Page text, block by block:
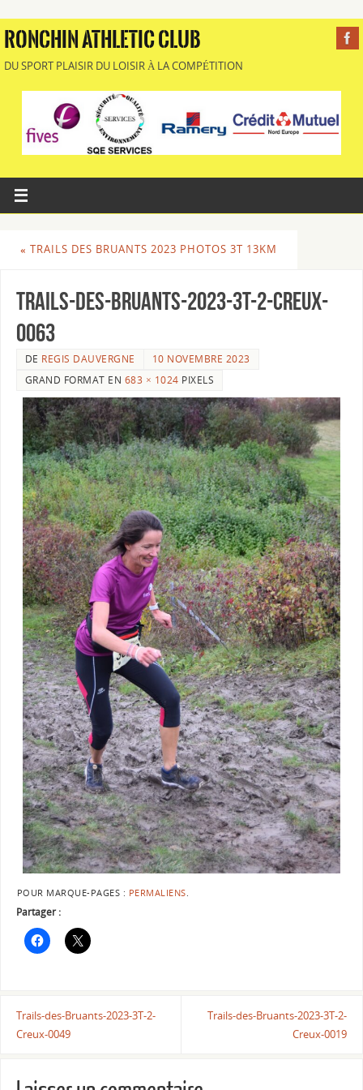
RONCHIN ATHLETIC CLUB
DU SPORT PLAISIR DU LOISIR À LA COMPÉTITION
« TRAILS DES BRUANTS 2023 PHOTOS 3T 13KM
Trails-des-Bruants-2023-3T-2-Creux-
0063
DE REGIS DAUVERGNE
10 NOVEMBRE 2023
GRAND FORMAT EN 683 × 1024 PIXELS
POUR MARQUE-PAGES : PERMALIENS
Partager :
Trails-des-Bruants-2023-3T-2-
Creux-0049
Trails-des-Bruants-2023-3T-2-
Creux-0019